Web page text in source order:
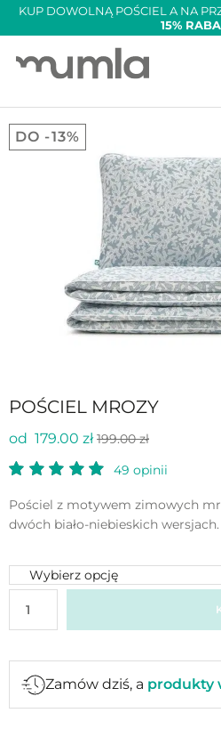
KUP DOWOLNĄ POŚCIEL A NA
15%
DO -13%
POŚCIEL MROZY
od 179.00 zł199.00 zł
49 opinii
Pościel z motywem zimowych
dwóch biało-niebieskich wersjach.
Zamów dziś, a produkty